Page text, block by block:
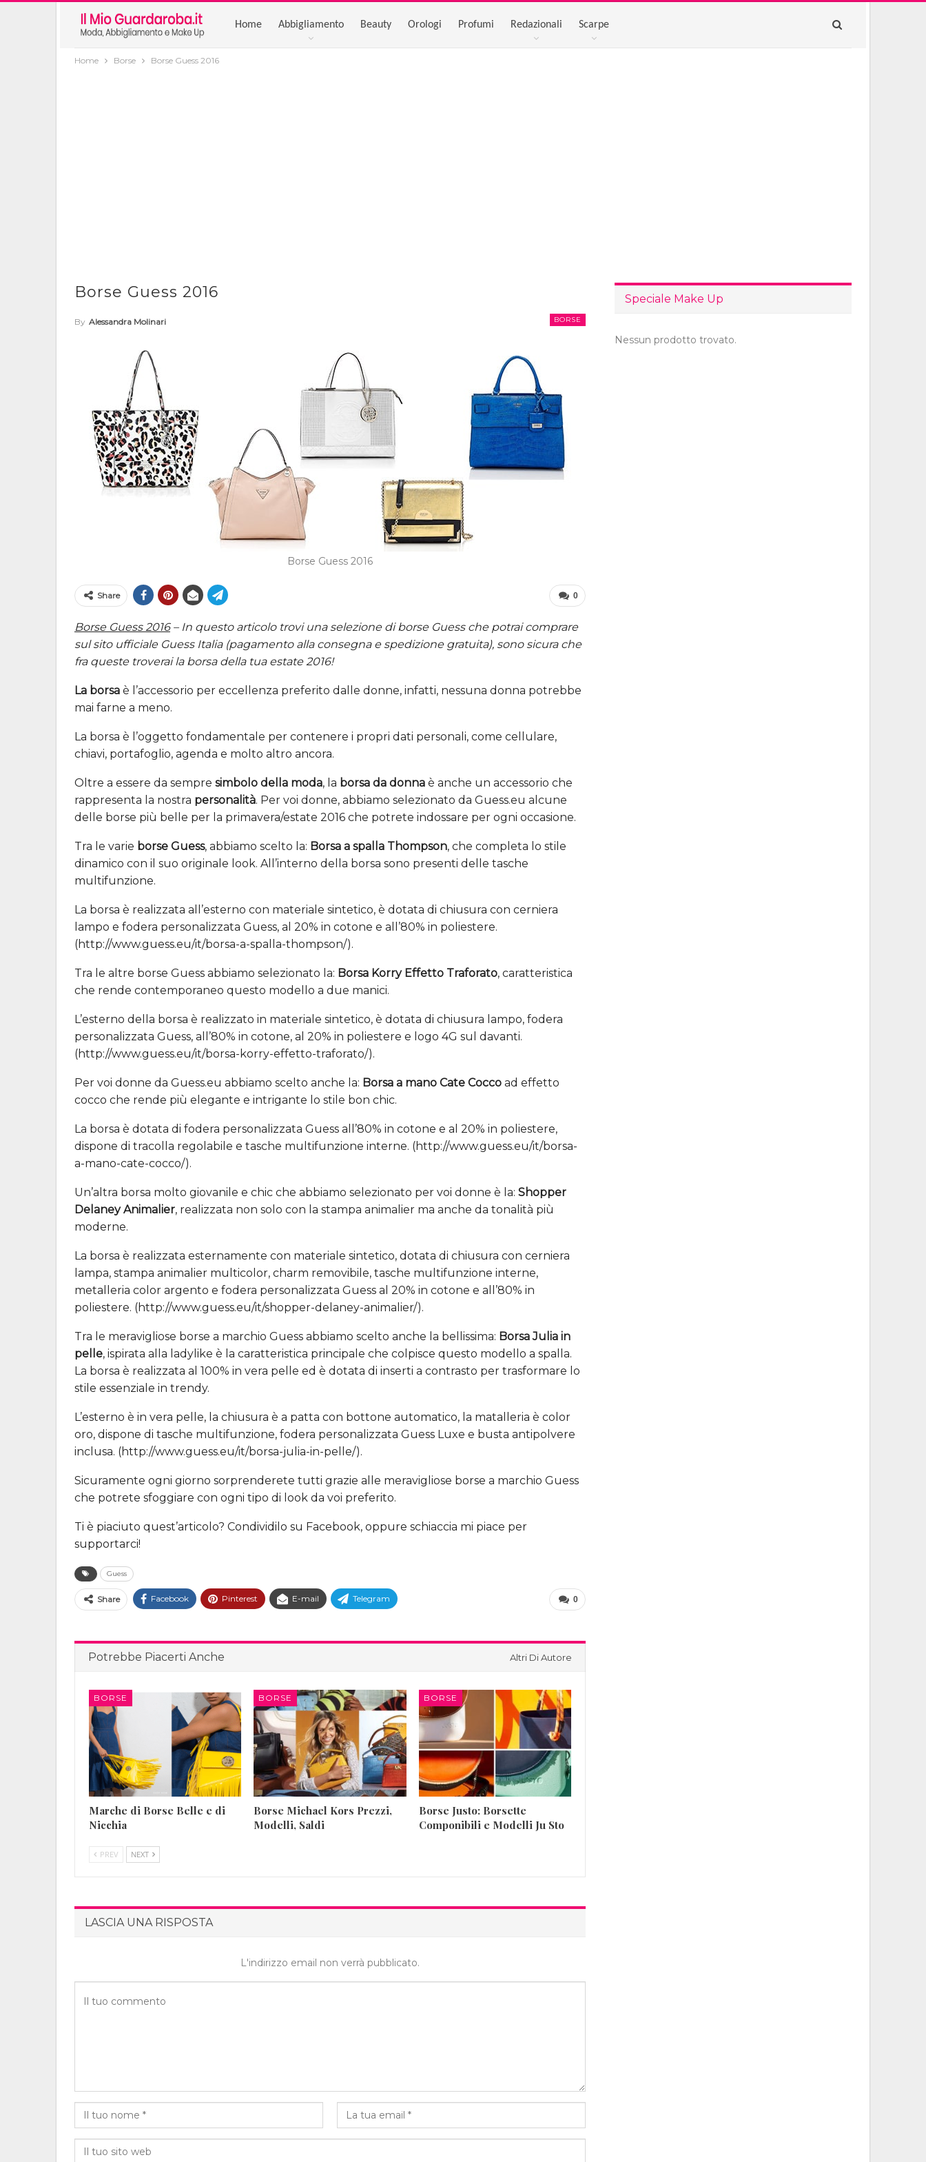
Home Abbigliamento Beauty Orologi Profumi Redazionali Scarpe
Home Borse Borse Guess 2016
Borse Guess 2016
BORSE
By Alessandra Molinari
Borse Guess 2016
0
Share
Borse Guess 2016– In questo articolo trovi una selezione di borse Guess che potrai comprare
sul sito ufficiale Guess Italia (pagamento alla consegna e spedizione gratuita), sono sicura che
fra queste troverai la borsa della tua estate 2016!
La borsa è l’accessorio per eccellenza preferito dalle donne, infatti, nessuna donna potrebbe
mai farne a meno.
La borsa è l’oggetto fondamentale per contenere i propri dati personali, come cellulare,
chiavi, portafoglio, agenda e molto altro ancora.
Oltre a essere da sempre simbolo della moda, la borsa da donna è anche un accessorio che
rappresenta la nostra personalità. Per voi donne, abbiamo selezionato da Guess.eu alcune
delle borse più belle per la primavera/estate 2016 che potrete indossare per ogni occasione.
Tra le varie borse Guess, abbiamo scelto la: Borsa a spalla Thompson, che completa lo stile
dinamico con il suo originale look. All’interno della borsa sono presenti delle tasche
multifunzione.
La borsa è realizzata all’esterno con materiale sintetico, è dotata di chiusura con cerniera
lampo e fodera personalizzata Guess, al 20% in cotone e all’80% in poliestere.
(http://www.guess.eu/it/borsa-a-spalla-thompson/).
Tra le altre borse Guess abbiamo selezionato la: Borsa Korry Effetto Traforato, caratteristica
che rende contemporaneo questo modello a due manici.
L’esterno della borsa è realizzato in materiale sintetico, è dotata di chiusura lampo, fodera
personalizzata Guess, all’80% in cotone, al 20% in poliestere e logo 4G sul davanti.
(http://www.guess.eu/it/borsa-korry-effetto-traforato/).
Per voi donne da Guess.eu abbiamo scelto anche la: Borsa a mano Cate Cocco ad effetto
cocco che rende più elegante e intrigante lo stile bon chic.
La borsa è dotata di fodera personalizzata Guess all’80% in cotone e al 20% in poliestere,
dispone di tracolla regolabile e tasche multifunzione interne. (http://www.guess.eu/it/borsa-
a-mano-cate-cocco/).
Un’altra borsa molto giovanile e chic che abbiamo selezionato per voi donne è la: Shopper
Delaney Animalier, realizzata non solo con la stampa animalier ma anche da tonalità più
moderne.
La borsa è realizzata esternamente con materiale sintetico, dotata di chiusura con cerniera
lampa, stampa animalier multicolor, charm removibile, tasche multifunzione interne,
metalleria color argento e fodera personalizzata Guess al 20% in cotone e all’80% in
poliestere. (http://www.guess.eu/it/shopper-delaney-animalier/).
Tra le meravigliose borse a marchio Guess abbiamo scelto anche la bellissima: Borsa Julia in
pelle, ispirata alla ladylike è la caratteristica principale che colpisce questo modello a spalla.
La borsa è realizzata al 100% in vera pelle ed è dotata di inserti a contrasto per trasformare lo
stile essenziale in trendy.
L’esterno è in vera pelle, la chiusura è a patta con bottone automatico, la matalleria è color
oro, dispone di tasche multifunzione, fodera personalizzata Guess Luxe e busta antipolvere
inclusa. (http://www.guess.eu/it/borsa-julia-in-pelle/).
Sicuramente ogni giorno sorprenderete tutti grazie alle meravigliose borse a marchio Guess
che potrete sfoggiare con ogni tipo di look da voi preferito.
Ti è piaciuto quest’articolo? Condividilo su Facebook, oppure schiaccia mi piace per
supportarci!
Guess
0
Share Facebook Pinterest E-mail Telegram
Potrebbe Piacerti Anche Altri Di Autore
BORSE
Marche di Borse Belle e di
Nicchia
BORSE
Borse Michael Kors Prezzi,
Modelli, Saldi
BORSE
Borse Justo: Borsette
Componibili e Modelli Ju Sto
PREV NEXT
LASCIA UNA RISPOSTA
L'indirizzo email non verrà pubblicato.
Speciale Make Up
Nessun prodotto trovato.